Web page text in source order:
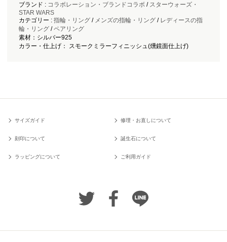
ブランド : コラボレーション・ブランドコラボ/ スターウォーズ・
STAR WARS
カテゴリー : 指輪・リング/ メンズの指輪・リング/ レディースの指
輪・リング/ペアリング
素材：シルバー925
カラー・仕上げ： スモークミラーフィニッシュ(燻鏡面仕上げ)
サイズガイド 修理・お直しについて
刻印について 誕生石について
ラッピングについて ご利用ガイド